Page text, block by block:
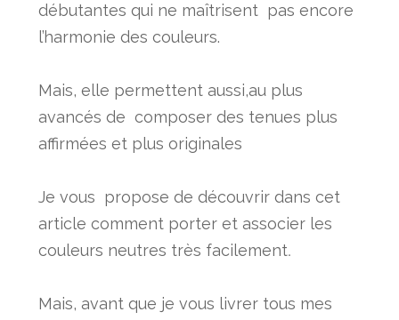
débutantes qui ne maîtrisent pas encore
l’harmonie des couleurs.
Mais, elle permettent aussi,au plus
avancés de composer des tenues plus
affirmées et plus originales
Je vous propose de découvrir dans cet
article comment porter et associer les
couleurs neutres très facilement.
Mais, avant que je vous livrer tous mes